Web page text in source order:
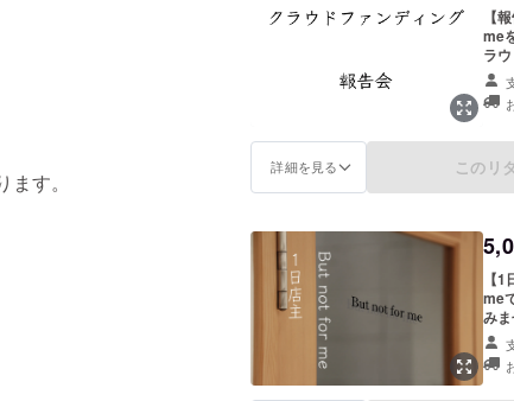
す。
【
me
ラ
for
会
す。
詳細を見る このリ
【
me
み
を
い
い